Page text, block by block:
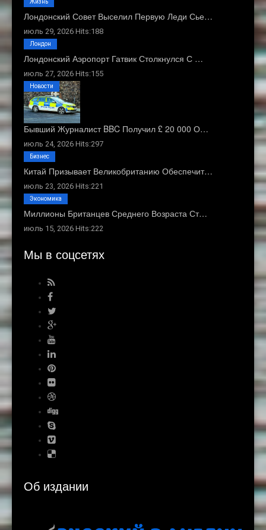
Лондонский Совет Выселил Первую Леди Сье…
июль 29, 2026 Hits:188
Лондонский Аэропорт Гатвик Столкнулся С …
июль 27, 2026 Hits:155
Лондон
Бывший Журналист BBC Получил £ 20 000 О…
июль 24, 2026 Hits:297
Новости
Китай Призывает Великобританию Обеспечит…
июль 23, 2026 Hits:221
Бизнес
Миллионы Британцев Среднего Возраста Ст…
июль 15, 2026 Hits:222
Экономика
Мы в соцсетях
Об издании